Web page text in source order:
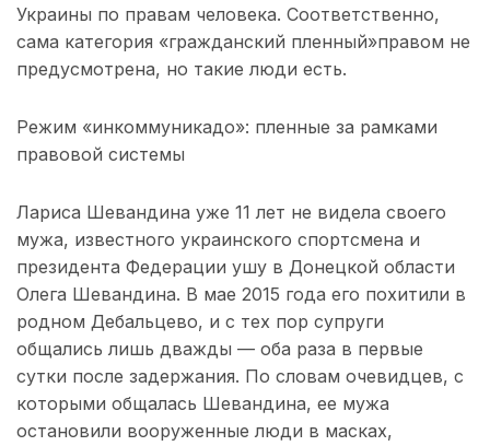
Украины по правам человека. Соответственно,
сама категория «гражданский пленный»правом не
предусмотрена, но такие люди есть.
Режим «инкоммуникадо»: пленные за рамками
правовой системы
Лариса Шевандина уже 11 лет не видела своего
мужа, известного украинского спортсмена и
президента Федерации ушу в Донецкой области
Олега Шевандина. В мае 2015 года его похитили в
родном Дебальцево, и с тех пор супруги
общались лишь дважды — оба раза в первые
сутки после задержания. По словам очевидцев, с
которыми общалась Шевандина, ее мужа
остановили вооруженные люди в масках,